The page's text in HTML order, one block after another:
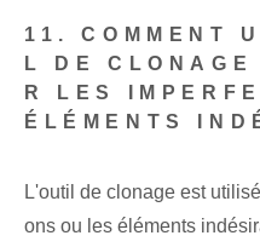
11. COMMENT
L DE CLONAGE
R LES
ÉLÉMENTS
L'outil de clonage est
ons ou les éléments